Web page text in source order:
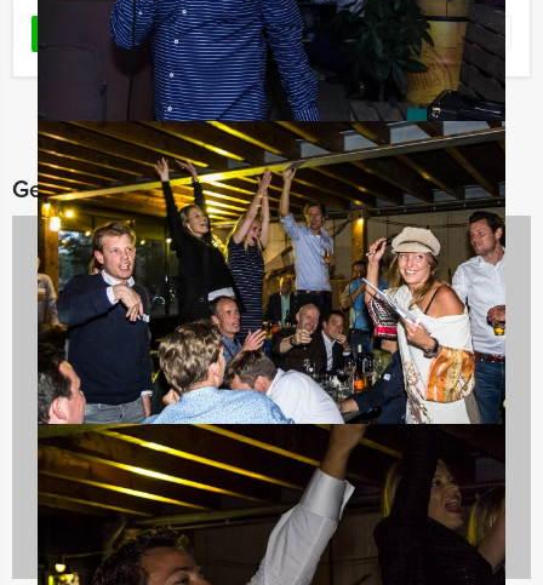
LEES MEER Favoriet
Gerelateerde categorieën
Culinaire uitjes
1237 uitjes